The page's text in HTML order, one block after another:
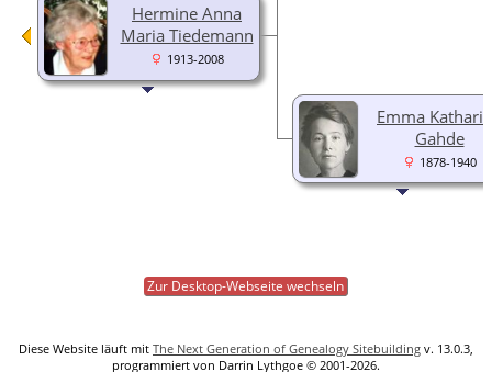
Hermine Anna
Maria Tiedemann
1913-2008
Emma
Gahde
1878-1940
Zur Desktop-Webseite wechseln
Diese Website läuft mit The Next Generation of Genealogy Sitebuilding v. 13.0.3,
programmiert von Darrin Lythgoe © 2001-2026.